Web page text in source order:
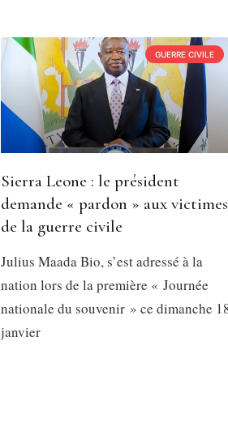
GUERRE CIVILE
Sierra Leone : le président
demande « pardon » aux victimes
de la guerre civile
Julius Maada Bio, s’est adressé à la
nation lors de la première « Journée
nationale du souvenir » ce dimanche
janvier